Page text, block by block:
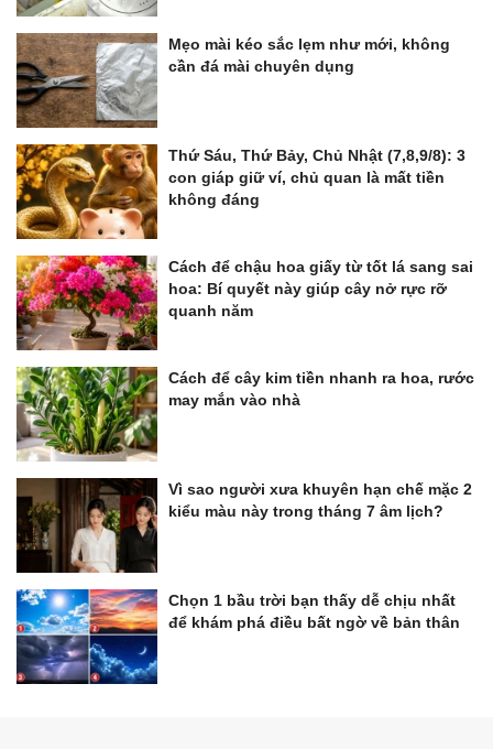
Mẹo mài kéo sắc lẹm như mới, không
cần đá mài chuyên dụng
Thứ Sáu, Thứ Bảy, Chủ Nhật (7,8,9/8): 3
con giáp giữ ví, chủ quan là mất tiền
không đáng
Cách để chậu hoa giấy từ tốt lá sang sai
hoa: Bí quyết này giúp cây nở rực rỡ
quanh năm
Cách để cây kim tiền nhanh ra hoa, rước
may mắn vào nhà
Vì sao người xưa khuyên hạn chế mặc 2
kiểu màu này trong tháng 7 âm lịch?
Chọn 1 bầu trời bạn thấy dễ chịu nhất
để khám phá điều bất ngờ về bản thân